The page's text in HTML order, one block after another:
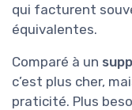
qui facturent
équivalentes.
Comparé à un
c’est plus cher,
praticité. Plus